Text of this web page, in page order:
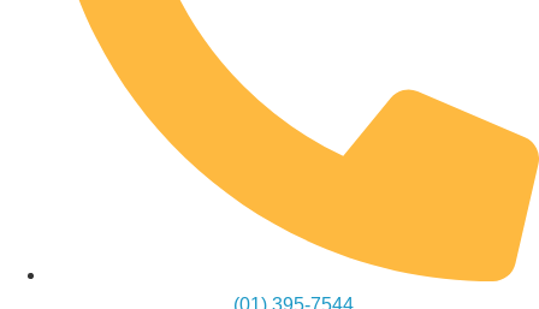
(01) 395-7544